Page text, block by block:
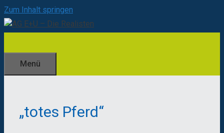
Zum Inhalt springen
Menü
„totes Pferd“